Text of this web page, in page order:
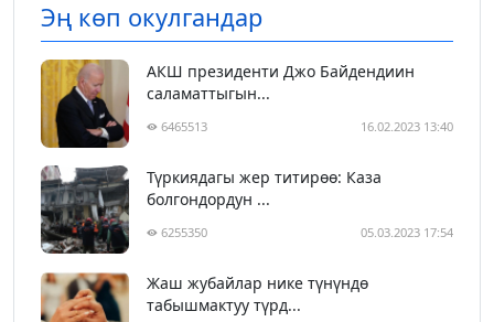
Эң көп окулгандар
АКШ президенти Джо Байдендиин
саламаттыгын...
6465513 16.02.2023 13:40
Түркиядагы жер титирөө: Каза
болгондордун ...
6255350 05.03.2023 17:54
Жаш жубайлар нике түнүндө
табышмактуу түрд...